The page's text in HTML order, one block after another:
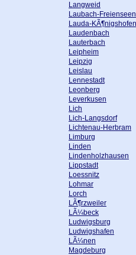
Langweid
Laubach-Freienseen
Lauda-
Laudenbach
Lauterbach
Leipheim
Leipzig
Leislau
Lennestadt
Leonberg
Leverkusen
Lich
Lich-Langsdorf
Lichtenau-Herbram
Limburg
Linden
Lindenholzhausen
Lippstadt
Loessnitz
Lohmar
Lorch
LÃ¶rzweiler
LÃ¼beck
Ludwigsburg
Ludwigshafen
LÃ¼nen
Magdeburg